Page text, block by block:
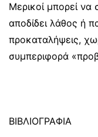
Μερικοί μπορεί
αποδίδει λάθος ή
προκαταλήψεις,
συμπεριφορά
ΒΙΒΛΙΟΓΡΑΦΙΑ